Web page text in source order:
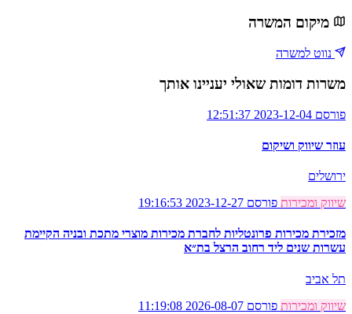
מיקום המשרה
נווט למשרה
משרות דומות שאולי יעניינו אותך
פורסם 2023-12-04 12:51:37
עוזר שיווק ושיקום
ירושלים
שיווק ומכירות פורסם 2023-12-27 19:16:53
מזכירת מכירות פרונטליות לחברת מכירות מוצרי מתכת ובניה הקיימת
עשרות שנים ליד רחוב הרצל בת״א
תל אביב
שיווק ומכירות פורסם 2026-08-07 11:19:08